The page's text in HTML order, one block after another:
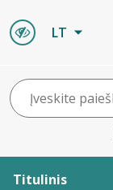
LT
Titulinis